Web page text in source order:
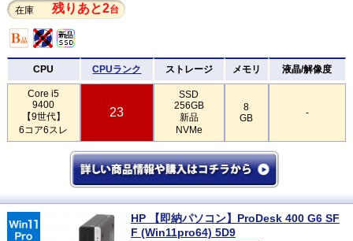
在庫 残りあと2台
CPU CPUランク ストレージ メモリ 液晶/解像度
Core i5
9400
【9世代】
6コア6スレ
23
SSD
256GB
新品
NVMe
8
GB
-
HP 【即納パソコン】ProDesk 400 G6 SF
F (Win11pro64) 5D9